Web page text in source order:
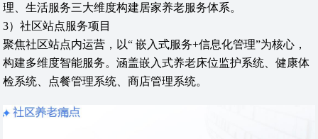
理、生活服务三大维度构建居家养老服务体系。
3）社区站点服务项目
聚焦社区站点内运营，以“ 嵌入式服务+信息化管理”为核心，
构建多维度智能服务。涵盖嵌入式养老床位监护系统、健康体
检系统、点餐管理系统、商店管理系统。